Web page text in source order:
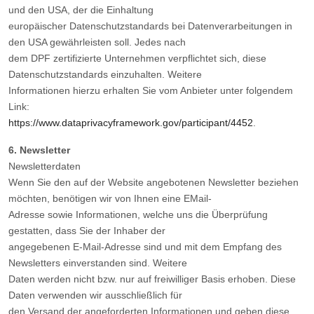
und den USA, der die Einhaltung
europäischer Datenschutzstandards bei Datenverarbeitungen in
den USA gewährleisten soll. Jedes nach
dem DPF zertifizierte Unternehmen verpflichtet sich, diese
Datenschutzstandards einzuhalten. Weitere
Informationen hierzu erhalten Sie vom Anbieter unter folgendem
Link:
https://www.dataprivacyframework.gov/participant/4452
6. Newsletter
Newsletterdaten
Wenn Sie den auf der Website angebotenen Newsletter beziehen
möchten, benötigen wir von Ihnen eine EMail-
Adresse sowie Informationen, welche uns die Überprüfung
gestatten, dass Sie der Inhaber der
angegebenen E-Mail-Adresse sind und mit dem Empfang des
Newsletters einverstanden sind. Weitere
Daten werden nicht bzw. nur auf freiwilliger Basis erhoben. Diese
Daten verwenden wir ausschließlich für
den Versand der angeforderten Informationen und geben diese